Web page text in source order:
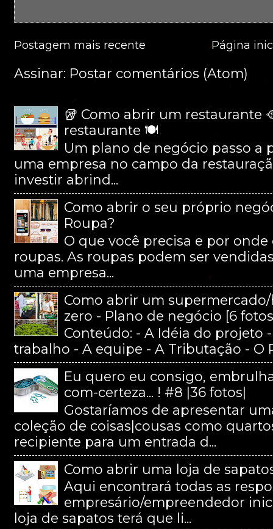
Postagem mais recente Página
Assinar: Postar comentários (Atom)
🥡 Como abrir um restaurante
restaurante 🍽
Um plano de negócio passo a
uma empresa no campo da
investir abrind...
Como abrir o seu próprio
Roupa?
O que você precisa e por
roupas. As roupas podem ser
uma empresa...
Como abrir um
zero - Plano de negócio [6
Conteúdo: - A Idéia do projeto
trabalho - A equipe - A Tributação - O
Eu quero eu consigo,
com-certeza... ! #8 |36 fotos|
Gostaríamos de apresentar
coleção de coisas|cousas como
recipiente para um entrada d...
Como abrir uma loja de
Aqui encontrará todas as
empresário/empreendedor
loja de sapatos terá que li...